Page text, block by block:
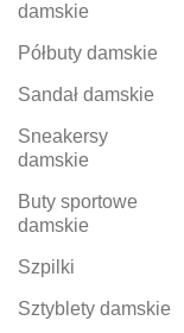
damskie
Półbuty damskie
Sandał damskie
Sneakersy
damskie
Buty sportowe
damskie
Szpilki
Sztyblety damskie